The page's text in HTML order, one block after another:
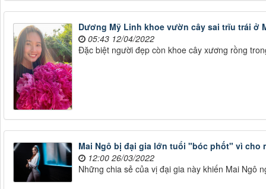
Dương Mỹ Linh khoe vườn cây sai trĩu trái ở
05:43 12/04/2022
Đặc biệt người đẹp còn khoe cây xương rồng
Mai Ngô bị đại gia lớn tuổi "bóc phốt" vì cho
12:00 26/03/2022
Những chia sẻ của vị đại gia này khiến Mai Ngô